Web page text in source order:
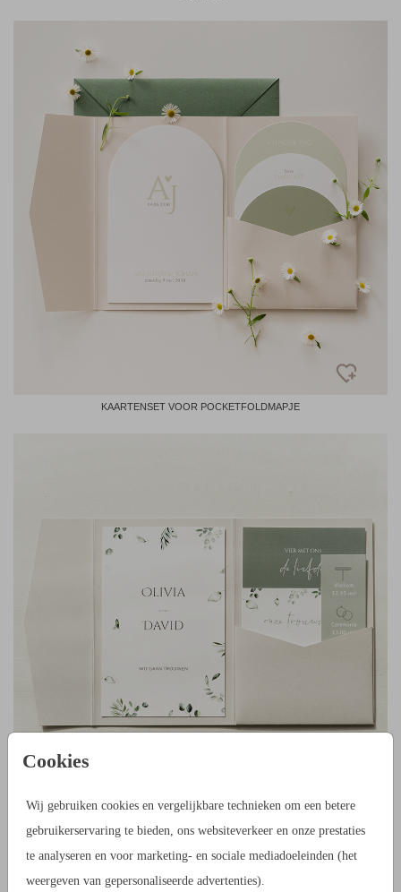
Cookies
Wij gebruiken cookies en vergelijkbare technieken om een betere
gebruikerservaring te bieden, ons websiteverkeer en onze prestaties
te analyseren en voor marketing- en sociale mediadoeleinden (het
weergeven van gepersonaliseerde advertenties).
KAARTENSET VOOR POCKETFOLDMAPJE